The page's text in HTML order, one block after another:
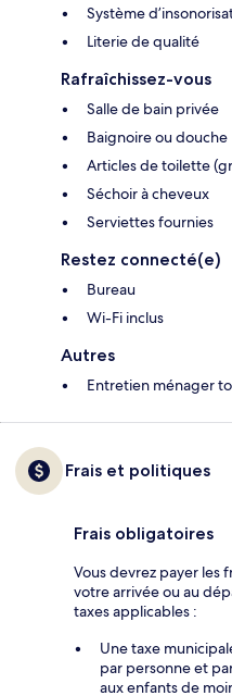
Système
Literie de qualité
Rafraîchissez-vous
Salle de bain privée
Baignoire ou douche
Articles de toilette
Séchoir à cheveux
Serviettes fournies
Restez connecté(e)
Bureau
Wi-Fi inclus
Autres
Entretien ménager
Frais et politiques
Frais obligatoires
Vous devrez payer les
votre arrivée ou au
taxes applicables :
Une taxe
par personne et
aux enfants de